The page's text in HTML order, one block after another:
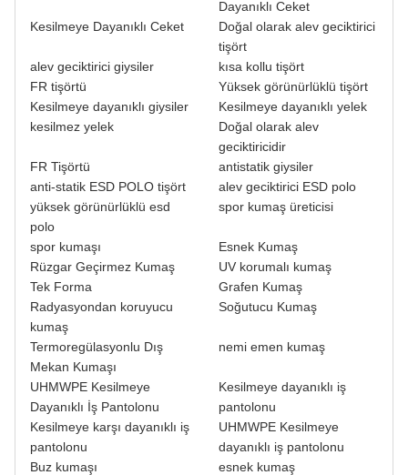
Dayanıklı Ceket
Kesilmeye Dayanıklı Ceket
Doğal olarak alev geciktirici
tişört
alev geciktirici giysiler
kısa kollu tişört
FR tişörtü
Yüksek görünürlüklü tişört
Kesilmeye dayanıklı giysiler
Kesilmeye dayanıklı yelek
kesilmez yelek
Doğal olarak alev
geciktiricidir
FR Tişörtü
antistatik giysiler
anti-statik ESD POLO tişört
alev geciktirici ESD polo
yüksek görünürlüklü esd
polo
spor kumaş üreticisi
spor kumaşı
Esnek Kumaş
Rüzgar Geçirmez Kumaş
UV korumalı kumaş
Tek Forma
Grafen Kumaş
Radyasyondan koruyucu
kumaş
Soğutucu Kumaş
Termoregülasyonlu Dış
Mekan Kumaşı
nemi emen kumaş
UHMWPE Kesilmeye
Dayanıklı İş Pantolonu
Kesilmeye dayanıklı iş
pantolonu
Kesilmeye karşı dayanıklı iş
pantolonu
UHMWPE Kesilmeye
dayanıklı iş pantolonu
Buz kumaşı
esnek kumaş